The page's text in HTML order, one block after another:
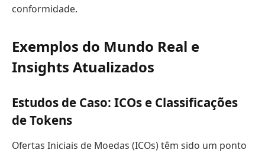
conformidade.
Exemplos do Mundo Real e
Insights Atualizados
Estudos de Caso: ICOs e Classificações
de Tokens
Ofertas Iniciais de Moedas (ICOs) têm sido um ponto